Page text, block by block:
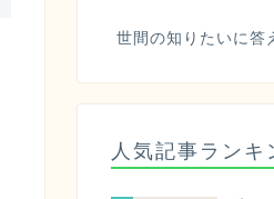
世間の知りたいに答
人気記事ランキ